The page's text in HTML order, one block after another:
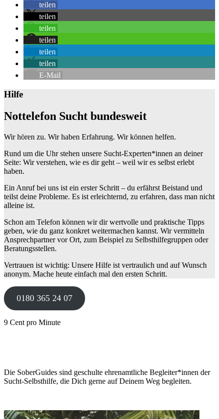
teilen
teilen
teilen
teilen
teilen
teilen
E-Mail
Hilfe
Nottelefon Sucht bundesweit
Wir hören zu. Wir haben Erfahrung. Wir können helfen.
Rund um die Uhr stehen unsere Sucht-Experten*innen an deiner
Seite: Wir verstehen, wie es dir geht – weil wir es selbst erlebt
haben.
Ein Anruf bei uns ist ein erster Schritt – du erfährst Beistand und
teilst deine Probleme. Es ist erleichternd, zu erfahren, dass man nicht
alleine ist.
Schon am Telefon können wir dir wertvolle und praktische Tipps
geben, wie du ganz konkret weitermachen kannst. Wir vermitteln
Ansprechpartner vor Ort, zum Beispiel zu Selbsthilfegruppen oder
Beratungsstellen.
Vertrauen ist wichtig: Unsere Hilfe ist vertraulich und auf Wunsch
anonym. Mache heute einfach mal den ersten Schritt.
0180 365 24 07
9 Cent pro Minute
Die SoberGuides sind geschulte ehrenamtliche Begleiter*innen der
Sucht-Selbsthilfe, die Dich gerne auf Deinem Weg begleiten.